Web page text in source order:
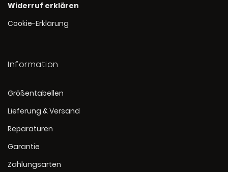
Widerruf erklären
Cookie-Erklärung
Information
Größentabellen
Lieferung & Versand
Reparaturen
Garantie
Zahlungsarten